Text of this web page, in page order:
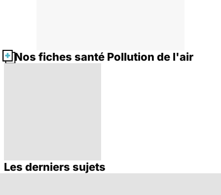
Nos fiches santé Pollution de l'air
Pollution : quand
Les derniers sujets